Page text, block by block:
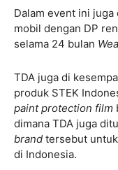
Dalam event ini
mobil dengan DP
selama 24 bulan
TDA juga di
produk STEK
paint protection film
dimana TDA juga
brand tersebut
di Indonesia.